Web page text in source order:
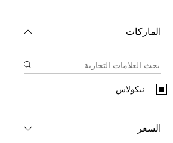
الماركات
نيكولاس
السعر